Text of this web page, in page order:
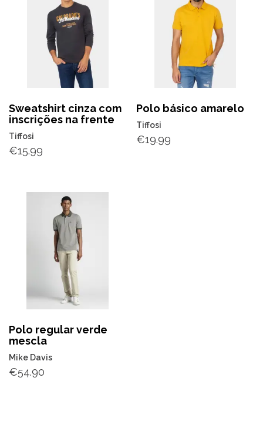
Sweatshirt cinza com
inscrições na frente
Tiffosi
€15.99
Polo básico amarelo
Tiffosi
€19.99
Polo regular verde
mescla
Mike Davis
€54.90